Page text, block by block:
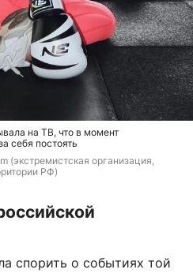
на ТВ, что в момент
себя постоять
(экстремистская организация,
РФ)
спорить о событиях той